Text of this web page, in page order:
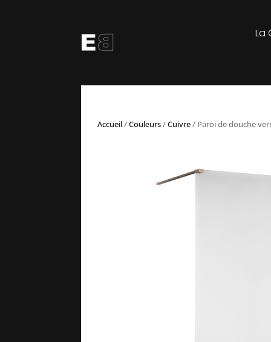
La
Accueil/Couleurs/Cuivre/ Paroi de douche